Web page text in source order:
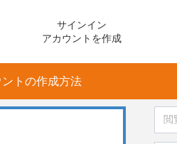
ントの作成方法
サインイン
アカウントを作成